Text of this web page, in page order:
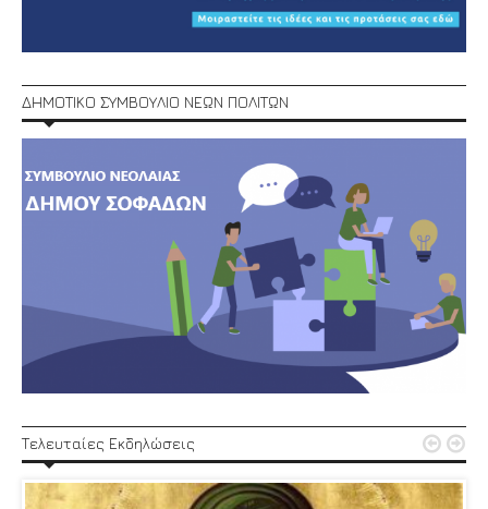
ΔΗΜΟΤΙΚΟ ΣΥΜΒΟΥΛΙΟ ΝΕΩΝ ΠΟΛΙΤΩΝ
Τελευταίες Εκδηλώσεις  